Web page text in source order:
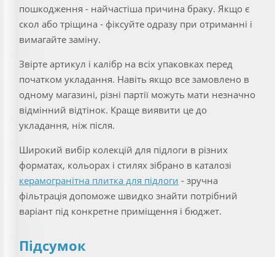
пошкодження - найчастіша причина браку. Якщо є
скол або тріщина - фіксуйте одразу при отриманні і
вимагайте заміну.
Звірте артикул і калібр на всіх упаковках перед
початком укладання. Навіть якщо все замовлено в
одному магазині, різні партії можуть мати незначно
відмінний відтінок. Краще виявити це до
укладання, ніж після.
Широкий вибір колекцій для підлоги в різних
форматах, кольорах і стилях зібрано в каталозі
керамогранітна плитка для підлоги - зручна
фільтрація допоможе швидко знайти потрібний
варіант під конкретне приміщення і бюджет.
Підсумок